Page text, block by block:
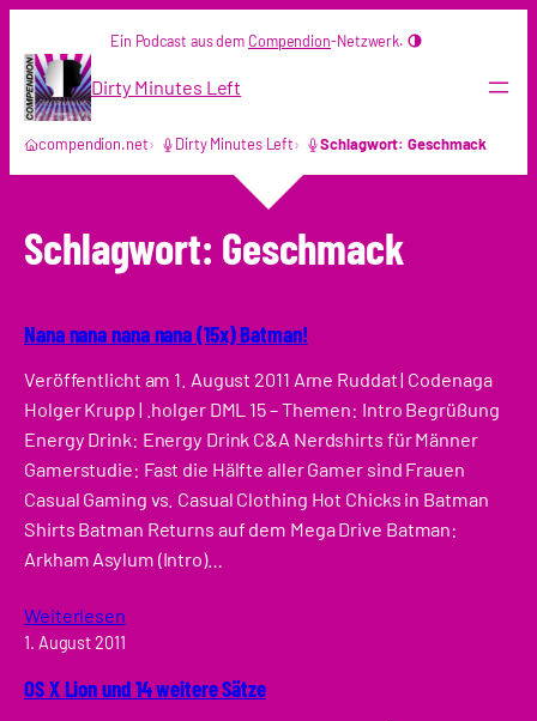
Inhalt
springen
Ein Podcast aus dem Compendion-Netzwerk.
Dirty Minutes Left
compendion.net Dirty Minutes Left Schlagwort: Geschmack
Schlagwort: Geschmack
Nana nana nana nana (15x) Batman!
Veröffentlicht am 1. August 2011 Arne Ruddat | Codenaga
Holger Krupp | .holger DML 15 – Themen: Intro Begrüßung
Energy Drink: Energy Drink C&A Nerdshirts für Männer
Gamerstudie: Fast die Hälfte aller Gamer sind Frauen
Casual Gaming vs. Casual Clothing Hot Chicks in Batman
Shirts Batman Returns auf dem Mega Drive Batman:
Arkham Asylum (Intro)…
Weiterlesen
1. August 2011
OS X Lion und 14 weitere Sätze